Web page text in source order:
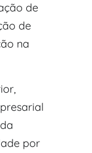
de
de
na
por